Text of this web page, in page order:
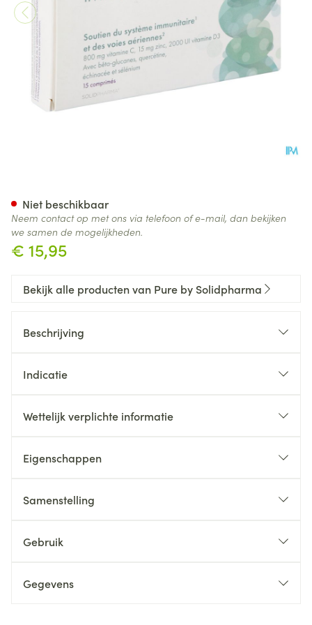
€ 15,95
Niet beschikbaar
Neem contact op met ons via telefoon of e-mail, dan bekijken
we samen de mogelijkheden.
Bekijk alle producten van Pure by Solidpharma
Beschrijving
Indicatie
Wettelijk verplichte informatie
Eigenschappen
Samenstelling
Gebruik
Gegevens